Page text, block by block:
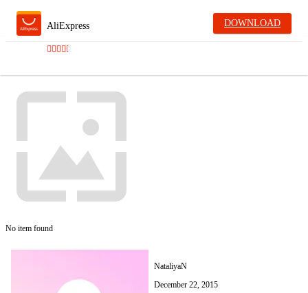
AliExpress DOWNLOAD
No item found
NataliyaN
December 22, 2015